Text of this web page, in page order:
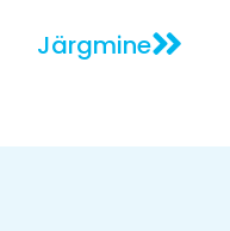
Järgmine